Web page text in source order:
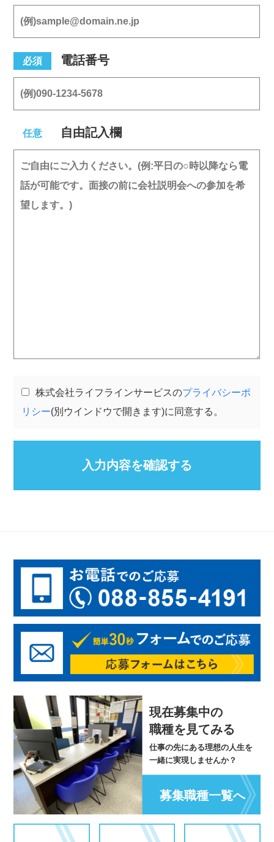
必須 電話番号
任意 自由記入欄
株式会社ライフラインサービスのプライバシーポ
リシー(別ウインドウで開きます)に同意する。
現在募集中の
職種を見てみる
仕事の先にある理想の人生を
一緒に実現しませんか？
募集職種一覧へ